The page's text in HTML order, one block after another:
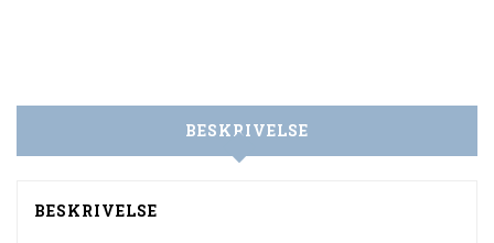
BESKRIVELSE
BESKRIVELSE